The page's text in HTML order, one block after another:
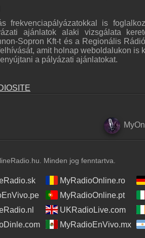
frekvenciapályázatokkal is
ajánlatok alaki vizsgálata
Sopron Kft-t és a Regionális
amit holnap weboldalukon is
a pályázati ajánlatokat.
Minden jog fenntartva.
MyRadioOnline.ro
MyRadioOnline.pt
UKRadioLive.com
MyRadioEnVivo.mx